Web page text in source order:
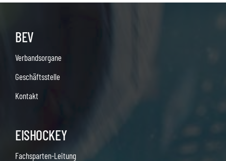
BEV
Verbandsorgane
Geschäftsstelle
Kontakt
EISHOCKEY
Fachsparten-Leitung